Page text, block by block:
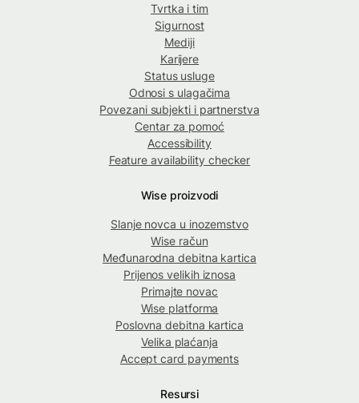
Tvrtka i tim
Sigurnost
Mediji
Karijere
Status usluge
Odnosi s ulagačima
Povezani subjekti i partnerstva
Centar za pomoć
Accessibility
Feature availability checker
Wise proizvodi
Slanje novca u inozemstvo
Wise račun
Međunarodna debitna kartica
Prijenos velikih iznosa
Primajte novac
Wise platforma
Poslovna debitna kartica
Velika plaćanja
Accept card payments
Resursi